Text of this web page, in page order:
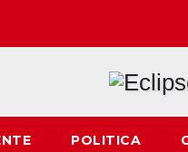
POLITICA